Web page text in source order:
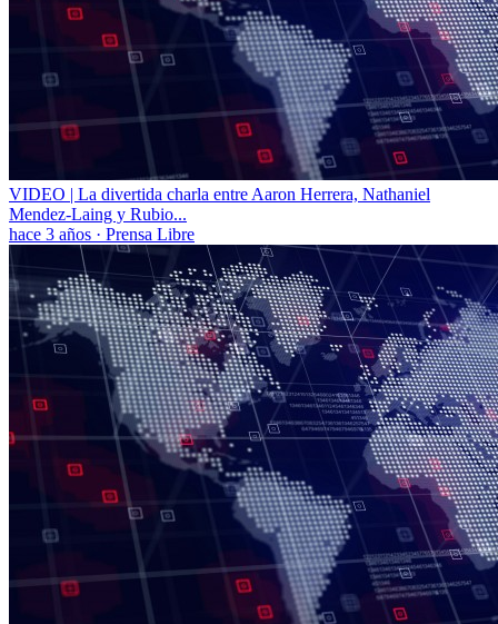
VIDEO | La divertida charla entre Aaron Herrera, Nathaniel
Mendez-Laing y Rubio...
hace 3 años · Prensa Libre